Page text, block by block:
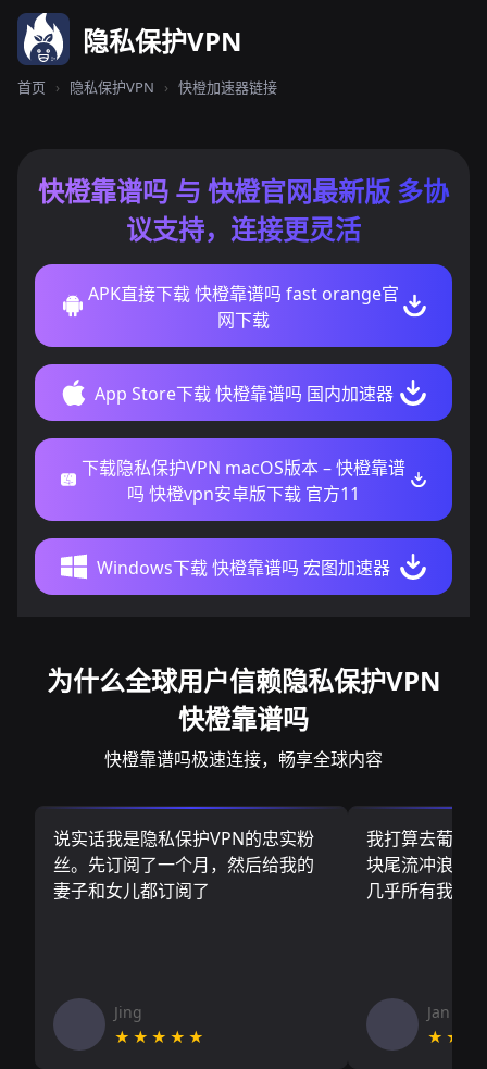
隐私保护VPN
首页 › 隐私保护VPN › 快橙加速器链接
快橙靠谱吗 与 快橙官网最新版 多协
议支持，连接更灵活
APK直接下载 快橙靠谱吗 fast orange官
网下载
App Store下载 快橙靠谱吗 国内加速器
下载隐私保护VPN macOS版本 – 快橙靠谱
吗 快橙vpn安卓版下载 官方11
Windows下载 快橙靠谱吗 宏图加速器
为什么全球用户信赖隐私保护VPN
快橙靠谱吗
快橙靠谱吗极速连接，畅享全球内容
说实话我是隐私保护VPN的忠实粉
丝。先订阅了一个月，然后给我的
妻子和女儿都订阅了
Jing
★★★★★
我打算去葡萄
块尾流冲浪板
几乎所有我需
Jan V